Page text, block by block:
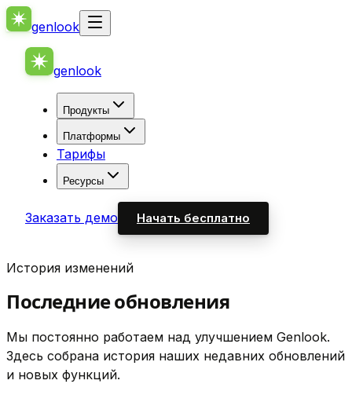
genlook
genlook
Продукты
Платформы
Тарифы
Ресурсы
Заказать демо Начать бесплатно
История изменений
Последние обновления
Мы постоянно работаем над улучшением Genlook.
Здесь собрана история наших недавних обновлений
и новых функций.